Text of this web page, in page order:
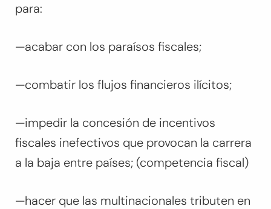
para:
—acabar con los paraísos fiscales;
—combatir los flujos financieros ilícitos;
—impedir la concesión de incentivos
fiscales inefectivos que provocan la carrera
a la baja entre países; (competencia fiscal)
—hacer que las multinacionales tributen en